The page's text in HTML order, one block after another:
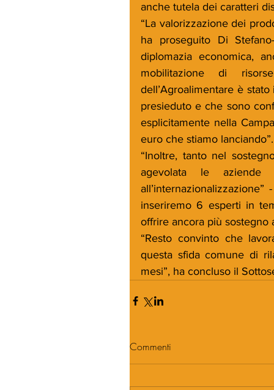
anche tutela dei caratteri
“La valorizzazione dei
ha proseguito Di
diplomazia economica,
mobilitazione di
dell’Agroalimentare è
presieduto e che sono
esplicitamente nella
euro che stiamo lanciando”.
“Inoltre, tanto nel
agevolata le
inseriremo 6 esperti in
offrire ancora più sostegno
“Resto convinto che
questa sfida comune di
mesi”, ha concluso il
Commenti